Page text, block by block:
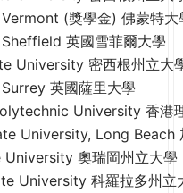
(獎學金) 佛蒙特大
英國雪菲爾大學
University 密西根州立大
英國薩里大學
University 香港
University, Long Beach
奧瑞岡州立大學
University 科羅拉多州立